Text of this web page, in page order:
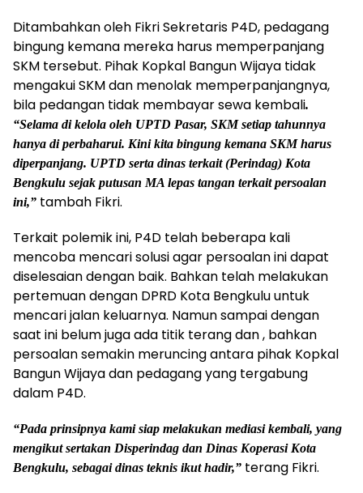
Ditambahkan oleh Fikri Sekretaris P4D, pedagang
bingung kemana mereka harus memperpanjang
SKM tersebut. Pihak Kopkal Bangun Wijaya tidak
mengakui SKM dan menolak memperpanjangnya,
bila pedangan tidak membayar sewa kembali.
“Selama di kelola oleh UPTD Pasar, SKM setiap tahunnya
hanya di perbaharui. Kini kita bingung kemana SKM harus
diperpanjang. UPTD serta dinas terkait (Perindag) Kota
Bengkulu sejak putusan MA lepas tangan terkait persoalan
ini,” tambah Fikri.
Terkait polemik ini, P4D telah beberapa kali
mencoba mencari solusi agar persoalan ini dapat
diselesaian dengan baik. Bahkan telah melakukan
pertemuan dengan DPRD Kota Bengkulu untuk
mencari jalan keluarnya. Namun sampai dengan
saat ini belum juga ada titik terang dan , bahkan
persoalan semakin meruncing antara pihak Kopkal
Bangun Wijaya dan pedagang yang tergabung
dalam P4D.
“Pada prinsipnya kami siap melakukan mediasi kembali, yang
mengikut sertakan Disperindag dan Dinas Koperasi Kota
Bengkulu, sebagai dinas teknis ikut hadir,” terang Fikri.